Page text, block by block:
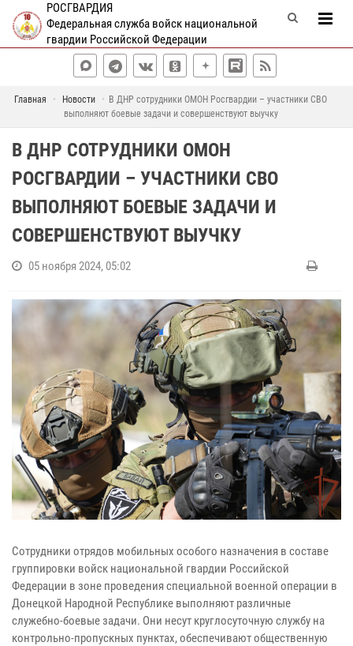
РОСГВАРДИЯ
Федеральная служба войск национальной
гвардии Российской Федерации
Главная Новости
В ДНР сотрудники ОМОН Росгвардии – участники СВО
выполняют боевые задачи и совершенствуют выучку
В ДНР СОТРУДНИКИ ОМОН
РОСГВАРДИИ – УЧАСТНИКИ СВО
ВЫПОЛНЯЮТ БОЕВЫЕ ЗАДАЧИ И
СОВЕРШЕНСТВУЮТ ВЫУЧКУ
05 ноября 2024, 05:02
Сотрудники отрядов мобильных особого назначения в составе
группировки войск национальной гвардии Российской
Федерации в зоне проведения специальной военной операции в
Донецкой Народной Республике выполняют различные
служебно-боевые задачи. Они несут круглосуточную службу на
контрольно-пропускных пунктах, обеспечивают общественную